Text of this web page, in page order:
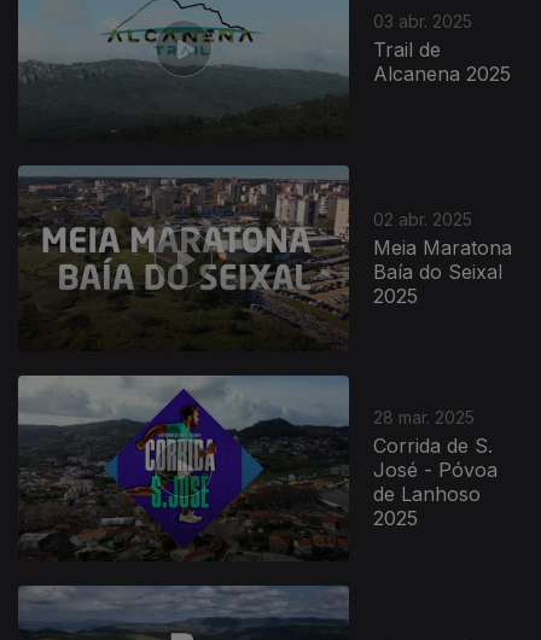
03 abr. 2025
Trail de
Alcanena 2025
02 abr. 2025
Meia Maratona
Baía do Seixal
2025
28 mar. 2025
Corrida de S.
José - Póvoa
de Lanhoso
2025